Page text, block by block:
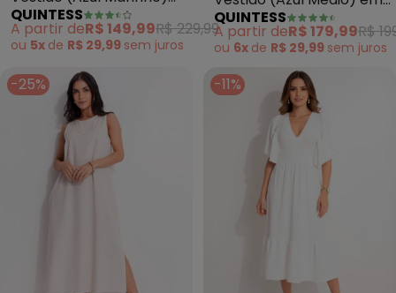
em Viscose Plana Sarjada
QUINTESS
A partir deR$ 149,99R$ 229,99
ou 5x de R$ 29,99 sem juros
Jeans
QUINTESS
A partir deR$ 179,99R$
ou 6x de R$ 29,99 sem juros
-25% -11%